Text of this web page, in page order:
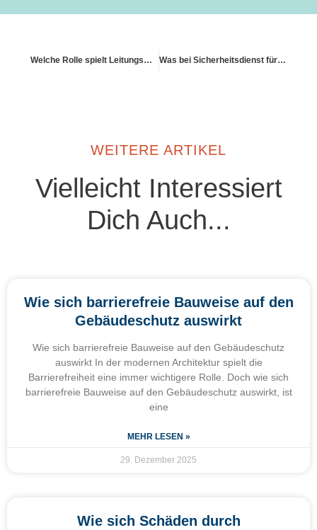
Welche Rolle spielt Leitungswasser Was bei Sicherheitsdienst für Wohngebiete gilt
WEITERE ARTIKEL
Vielleicht Interessiert
Dich Auch...
Wie sich barrierefreie Bauweise auf den
Gebäudeschutz auswirkt
Wie sich barrierefreie Bauweise auf den Gebäudeschutz
auswirkt In der modernen Architektur spielt die
Barrierefreiheit eine immer wichtigere Rolle. Doch wie sich
barrierefreie Bauweise auf den Gebäudeschutz auswirkt, ist
eine
MEHR LESEN »
29. Dezember 2025
Wie sich Schäden durch